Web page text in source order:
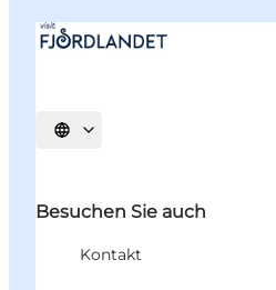
Sprache auswählen
Besuchen Sie auch
Kontakt